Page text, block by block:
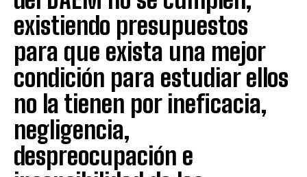
existiendo presupuestos
para que exista una mejor
condición para estudiar ellos
no la tienen por ineficacia,
negligencia,
despreocupación e